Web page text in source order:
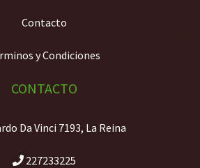
Contacto
y Condiciones
CONTACTO
Da Vinci 7193, La Reina
227233225